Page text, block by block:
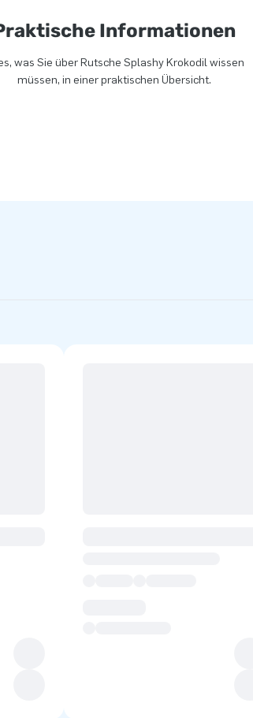
Informationen
was Sie über Rutsche Splashy Krokodil wissen
müssen, in einer praktischen Übersicht.